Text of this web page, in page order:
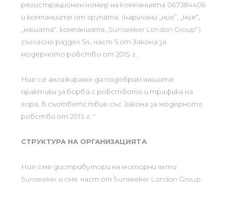
регистрационен номер на компанията 067384406
и компаниите от групата. (наричани „ние“, „ние“,
„нашата“, компанията „Sunseeker London Group“)
съгласно раздел 54, част 5 от Закона за
модерното робство от 2015 г.
Ние се ангажираме да подобрим нашите
практики за борба с робството и трафика на
хора, в съответствие със Закона за модерното
робство от 2015 г. "
СТРУКТУРА НА ОРГАНИЗАЦИЯТА
Ние сме дистрибутори на моторни яхти
Sunseeker и сме част от Sunseeker London Group.